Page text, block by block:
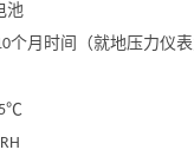
池
月时间（就地压力仪